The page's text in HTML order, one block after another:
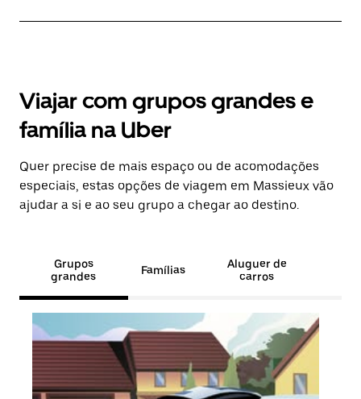
Viajar com grupos grandes e
família na Uber
Quer precise de mais espaço ou de acomodações
especiais, estas opções de viagem em Massieux vão
ajudar a si e ao seu grupo a chegar ao destino.
Grupos
grandes
Famílias
Aluguer de
carros